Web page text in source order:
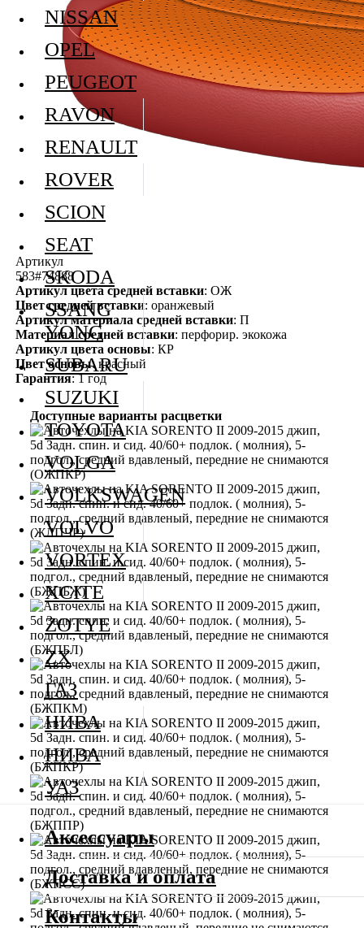
Артикул
583#74888
Артикул цвета средней вставки: ОЖ
Цвет средней вставки: оранжевый
Артикул материала средней вставки: П
Материал средней вставки: перфорир. экокожа
Артикул цвета основы: КР
Цвет основы: красный
Гарантия: 1 год
Доступные варианты расцветки
NISSAN
OPEL
PEUGEOT
RAVON
RENAULT
ROVER
SCION
SEAT
SKODA
SSANG
YONG
SUBARU
SUZUKI
TOYOTA
VOLGA
VOLKSWAGEN
VOLVO
VORTEX
XCITE
ZOTYE
ZX
ГАЗ
НИВА
НИВА
УАЗ
Аксессуары
Доставка и оплата
Контакты